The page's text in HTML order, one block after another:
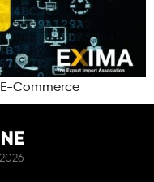
Commerce
2026